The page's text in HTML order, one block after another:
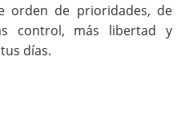
orden de prioridades, de
control, más libertad y
días.